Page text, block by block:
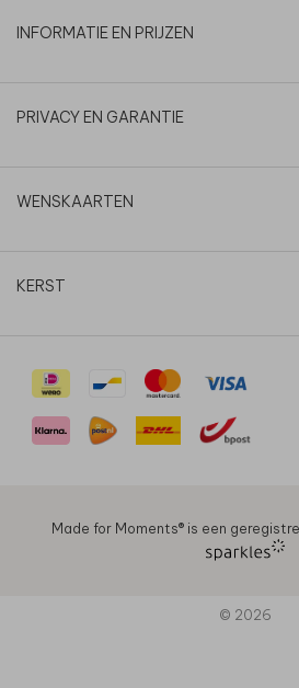
INFORMATIE EN PRIJZEN
PRIVACY EN GARANTIE
WENSKAARTEN
KERST
Made for Moments®️ is een
© 2026